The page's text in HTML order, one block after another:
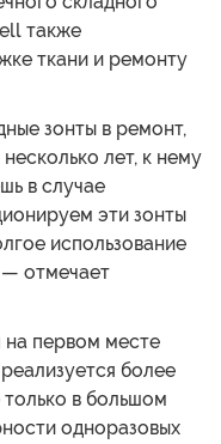
также
ткани и ремонту
зонты в ремонт,
лет, к нему
в случае
эти зонты
использование
отмечает
на первом месте
более
в большом
одноразовых